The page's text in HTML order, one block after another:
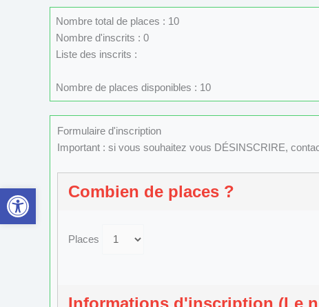
Ouvrir la barre d’outils
Nombre total de places : 10
Nombre d'inscrits : 0
Liste des inscrits :
Nombre de places disponibles : 10
Formulaire d'inscription
Important : si vous souhaitez vous DÉSINSCRIRE,
Combien de places ?
Places
Informations d'inscription (Le